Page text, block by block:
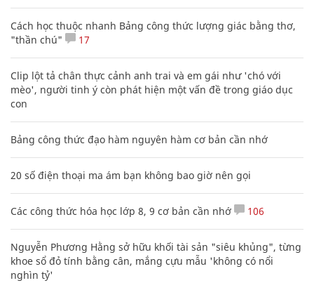
Cách học thuộc nhanh Bảng công thức lượng giác bằng thơ,
"thần chú"
17
Clip lột tả chân thực cảnh anh trai và em gái như 'chó với
mèo', người tinh ý còn phát hiện một vấn đề trong giáo dục
con
Bảng công thức đạo hàm nguyên hàm cơ bản cần nhớ
20 số điện thoại ma ám bạn không bao giờ nên gọi
Các công thức hóa học lớp 8, 9 cơ bản cần nhớ 106
Nguyễn Phương Hằng sở hữu khối tài sản "siêu khủng", từng
khoe sổ đỏ tính bằng cân, mắng cựu mẫu 'không có nổi
nghìn tỷ'